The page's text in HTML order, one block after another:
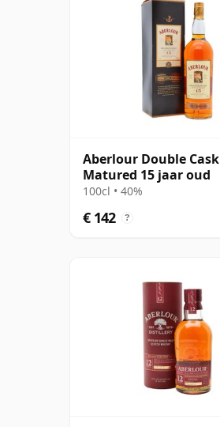
Aberlour Double Cask
Matured 15 jaar oud
100cl • 40%
€ 142 ?